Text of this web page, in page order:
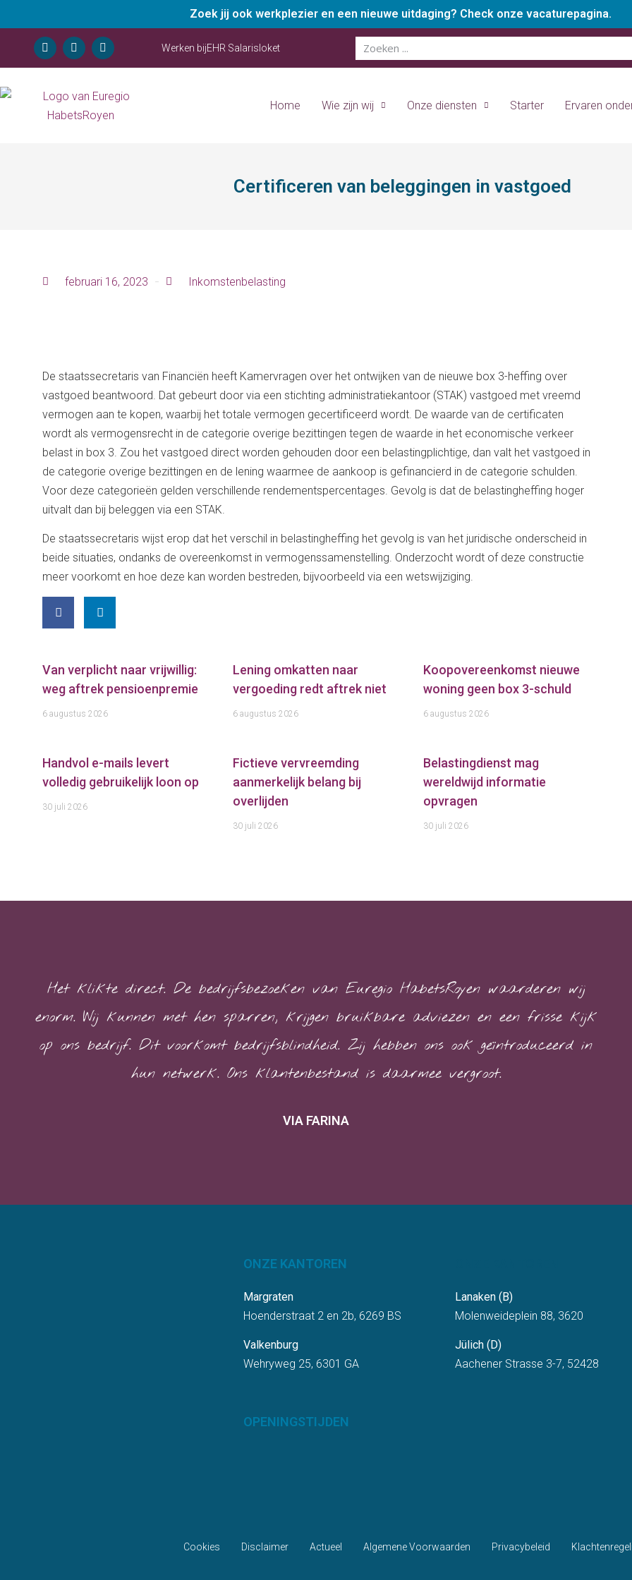
Zoek jij ook werkplezier en een nieuwe uitdaging? Check onze vacaturepagina.
Werken bijEHR Salarisloket
Home Wie zijn wij Onze diensten Starter Ervaren
Certificeren van beleggingen in vastgoed
februari 16, 2023 Inkomstenbelasting
De staatssecretaris van Financiën heeft Kamervragen over het ontwijken van de nieuwe box 3-heffing over
vastgoed beantwoord. Dat gebeurt door via een stichting administratiekantoor (STAK) vastgoed met vreemd
vermogen aan te kopen, waarbij het totale vermogen gecertificeerd wordt. De waarde van de certificaten
wordt als vermogensrecht in de categorie overige bezittingen tegen de waarde in het economische verkeer
belast in box 3. Zou het vastgoed direct worden gehouden door een belastingplichtige, dan valt het vastgoed in
de categorie overige bezittingen en de lening waarmee de aankoop is gefinancierd in de categorie schulden.
Voor deze categorieën gelden verschillende rendementspercentages. Gevolg is dat de belastingheffing hoger
uitvalt dan bij beleggen via een STAK.
De staatssecretaris wijst erop dat het verschil in belastingheffing het gevolg is van het juridische onderscheid in
beide situaties, ondanks de overeenkomst in vermogenssamenstelling. Onderzocht wordt of deze constructie
meer voorkomt en hoe deze kan worden bestreden, bijvoorbeeld via een wetswijziging.
Van verplicht naar vrijwillig:
weg aftrek pensioenpremie
6 augustus 2026
Lening omkatten naar
vergoeding redt aftrek niet
6 augustus 2026
Koopovereenkomst nieuwe
woning geen box 3-schuld
6 augustus 2026
Handvol e-mails levert
volledig gebruikelijk loon op
30 juli 2026
Fictieve vervreemding
aanmerkelijk belang bij
overlijden
30 juli 2026
Belastingdienst mag
wereldwijd informatie
opvragen
30 juli 2026
Het klikte direct. De bedrijfsbezoeken van Euregio HabetsRoyen waarderen wij
enorm. Wij kunnen met hen sparren, krijgen bruikbare adviezen en een frisse kijk
op ons bedrijf. Dit voorkomt bedrijfsblindheid. Zij hebben ons ook geïntroduceerd in
hun netwerk. Ons klantenbestand is daarmee vergroot.
VIA FARINA
ONZE KANTOREN
Margraten
Hoenderstraat 2 en 2b, 6269 BS
Valkenburg
Wehryweg 25, 6301 GA
Lanaken (B)
Molenweideplein 88, 3620
Jülich (D)
Aachener Strasse 3-7, 52428
OPENINGSTIJDEN
Cookies Disclaimer Actueel Algemene Voorwaarden Privacybeleid